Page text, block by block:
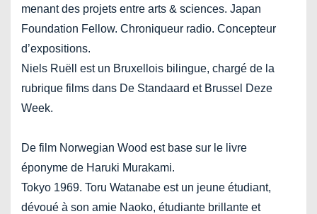
menant des projets entre arts & sciences. Japan
Foundation Fellow. Chroniqueur radio. Concepteur
d’expositions.
Niels Ruëll est un Bruxellois bilingue, chargé de la
rubrique films dans De Standaard et Brussel Deze
Week.
De film Norwegian Wood est base sur le livre
éponyme de Haruki Murakami.
Tokyo 1969. Toru Watanabe est un jeune étudiant,
dévoué à son amie Naoko, étudiante brillante et